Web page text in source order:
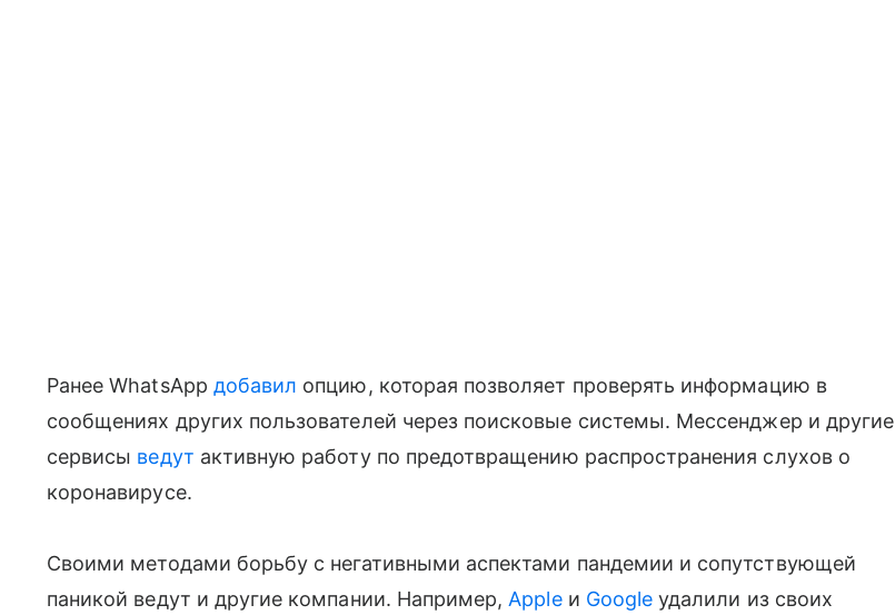
Ранее WhatsApp добавил опцию, которая позволяет проверять информацию в
сообщениях других пользователей через поисковые системы. Мессенджер и другие
сервисы ведут активную работу по предотвращению распространения слухов о
коронавирусе.
Своими методами борьбу с негативными аспектами пандемии и сопутствующей
паникой ведут и другие компании. Например, Appleи Google удалили из своих